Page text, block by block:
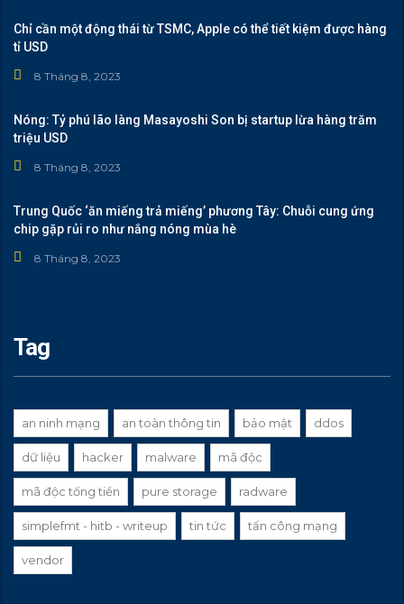
Chỉ cần một động thái từ TSMC, Apple có thể tiết kiệm được hàng
tỉ USD
8 Tháng 8, 2023
Nóng: Tỷ phú lão làng Masayoshi Son bị startup lừa hàng trăm
triệu USD
8 Tháng 8, 2023
Trung Quốc ‘ăn miếng trả miếng’ phương Tây: Chuỗi cung ứng
chip gặp rủi ro như nắng nóng mùa hè
8 Tháng 8, 2023
Tag
an ninh mạng an toàn thông tin bảo mật ddos
dữ liệu hacker malware mã độc
mã độc tống tiền pure storage radware
simplefmt - hitb - writeup tin tức tấn công mạng
vendor